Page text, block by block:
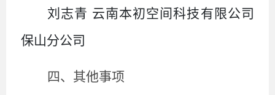
刘志青 云南本初空间科技有限公司
保山分公司
四、其他事项